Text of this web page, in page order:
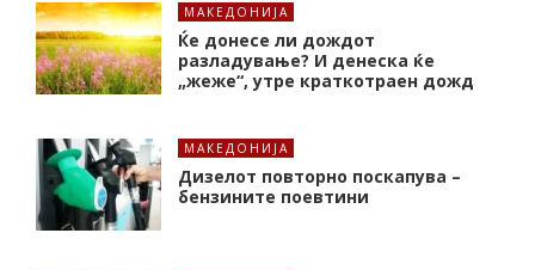
МАКЕДОНИЈА
Ќе донесе ли дождот
разладување? И денеска ќе
„жеже“, утре краткотраен дожд
МАКЕДОНИЈА
Дизелот повторно поскапува –
бензините поевтини